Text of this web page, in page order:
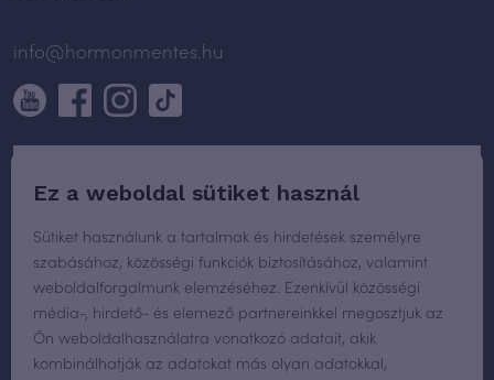
Ez a weboldal sütiket használ
Sütiket használunk a tartalmak és hirdetések személyre
szabásához, közösségi funkciók biztosításához, valamint
weboldalforgalmunk elemzéséhez. Ezenkívül közösségi
média-, hirdető- és elemező partnereinkkel megosztjuk az
Ön weboldalhasználatra vonatkozó adatait, akik
kombinálhatják az adatokat más olyan adatokkal,
info@hormonmentes.hu